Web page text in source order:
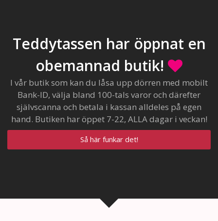
Teddytassen har öppnat en
obemannad butik!
I vår butik som kan du låsa upp dörren med mobilt
Bank-ID, välja bland 100-tals varor och därefter
självscanna och betala i kassan alldeles på egen
hand. Butiken har öppet 7-22, ALLA dagar i veckan!
Så här funkar det!